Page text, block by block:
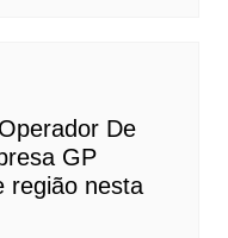
De
GP
região nesta